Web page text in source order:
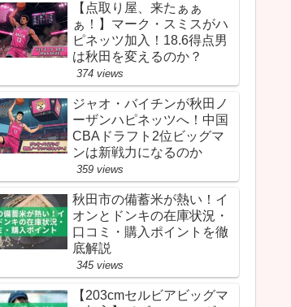
【点取り屋、来たぁぁ
ぁ！】マーク・スミスがハ
ピネッツ加入！18.6得点男
は秋田を変えるのか？
374 views
ジャオ・バイチンが秋田ノ
ーザンハピネッツへ！中国
CBAドラフト2位ビッグマ
ンは新戦力になるのか
359 views
秋田市の備蓄米が熱い！イ
オンとドンキの在庫状況・
口コミ・購入ポイントを徹
底解説
345 views
【203cmセルビアビッグマ